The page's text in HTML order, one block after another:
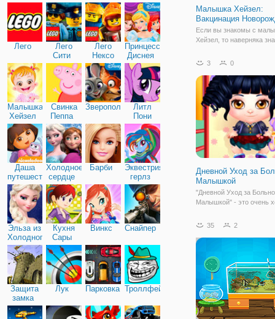
Лего
Лего
Сити
Лего
Нексо
Найтс
Принцессы
Диснея
Малышка
Хейзел
Свинка
Пеппа
Зверополис
Литл
Пони
Дружба
Даша
путешественница
Холодное
сердце
Барби
Эквестрия
герлз
Эльза из
Холодного
сердца
Кухня
Сары
Винкс Снайпер
Защита
замка
Лук Парковка Троллфейс
Малышка Хейзел:
Вакцинация
Если вы знакомы с
Хейзел, то наверняка
совсем малыш, но
как настоящая взрослая
онлайн игре "Малышка
3 0
Дневной Уход за
Малышкой
"Дневной Уход за
Малышкой" - это очень
заботиться о своих
вы познакомитесь с
Малышка
35 2